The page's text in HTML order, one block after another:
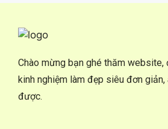
Chào mừng bạn ghé thăm website,
kinh nghiệm làm đẹp siêu đơn
được.